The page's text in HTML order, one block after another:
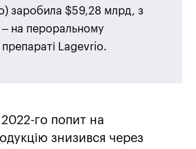
заробила $59,28 млрд, з
на пероральному
Lagevrio.
го попит на
знизився через